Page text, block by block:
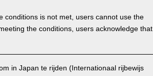
conditions is not met, users cannot use the
the conditions, users acknowledge that
in Japan te rijden (Internationaal rijbewijs